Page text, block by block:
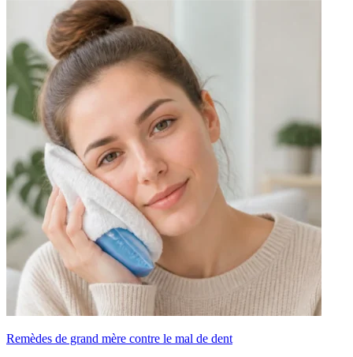
Remèdes de grand mère contre le mal de dent